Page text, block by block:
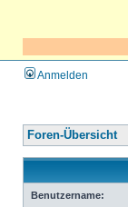
Anmelden
Foren-Übersicht
Benutzername: